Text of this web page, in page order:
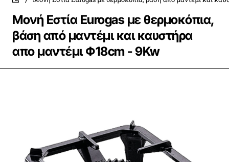
Μονή Εστία Eurogas με θερμοκόπια,
βάση από μαντέμι και καυστήρα
απο μαντέμι Φ18cm - 9Kw
home